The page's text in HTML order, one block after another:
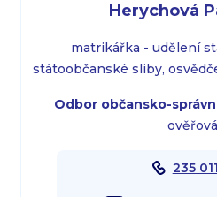
Herychová
matrikářka - udělení
státoobčanské sliby,
Odbor občansko-
235